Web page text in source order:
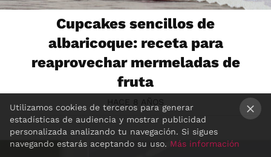
Cupcakes sencillos de
albaricoque: receta para
reaprovechar mermeladas de
fruta
HACE 8 AÑOS
Utilizamos cookies de terceros para generar
estadísticas de audiencia y mostrar publicidad
personalizada analizando tu navegación. Si sigues
navegando estarás aceptando su uso. Más información